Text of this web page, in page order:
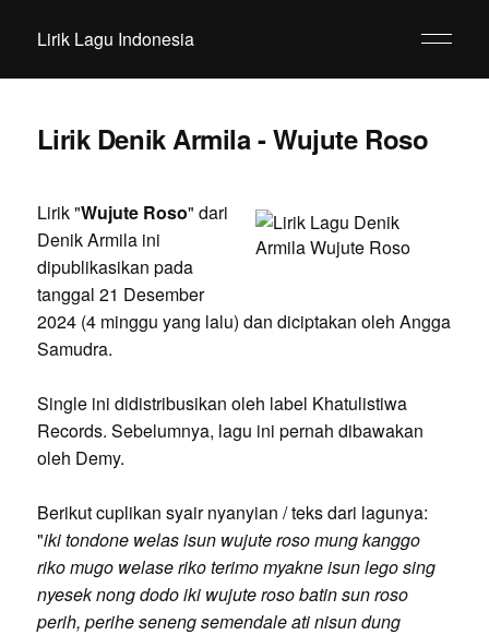
Lirik Lagu Indonesia
Lirik Denik Armila - Wujute Roso
Lirik "Wujute Roso" dari
Denik Armila ini
dipublikasikan pada
tanggal 21 Desember
2024 (4 minggu yang lalu) dan diciptakan oleh Angga
Samudra.
Single ini didistribusikan oleh label Khatulistiwa
Records. Sebelumnya, lagu ini pernah dibawakan
oleh Demy.
Berikut cuplikan syair nyanyian / teks dari lagunya:
"iki tondone welas isun wujute roso mung kanggo
riko mugo welase riko terimo myakne isun lego sing
nyesek nong dodo iki wujute roso batin sun roso
perih, perihe seneng semendale ati nisun dung